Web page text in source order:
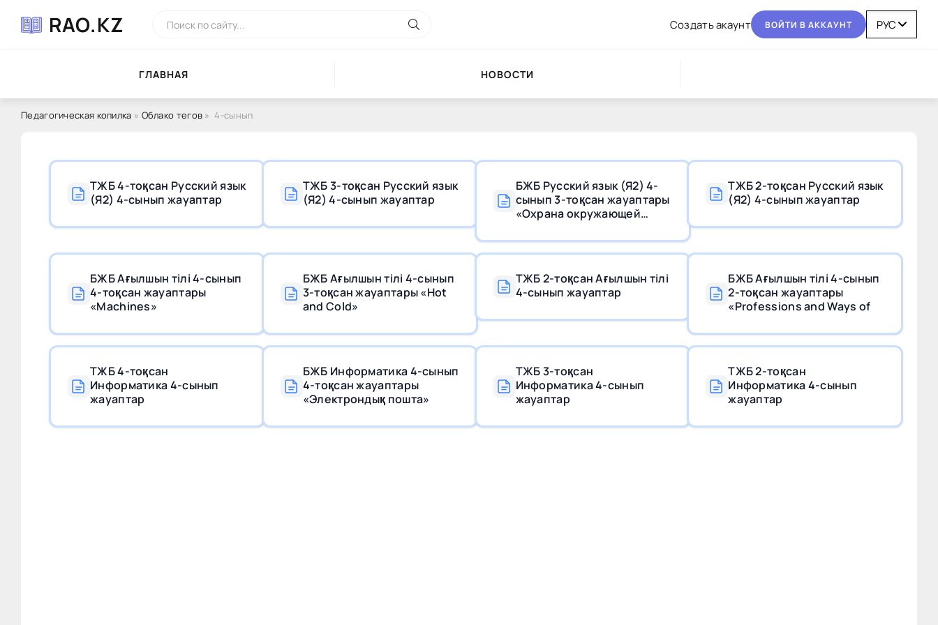
RAO.KZ Coздaть aкaунт BOЙТИ В AККAУНТ
ГЛAВНAЯ НОВОСТИ
Педагогическая копилка » Облако тегов » 4-сынып
ТЖБ 4-тоқсан Русский язык
(Я2) 4-сынып жауаптар
ТЖБ 3-тоқсан Русский язык
(Я2) 4-сынып жауаптар
БЖБ Русский язык (Я2) 4-
сынып 3-тоқсан жауаптары
«Охрана окружающей
ТЖБ 2-тоқсан Русский язык
(Я2) 4-сынып жауаптар
БЖБ Ағылшын тілі 4-сынып
4-тоқсан жауаптары
«Machines»
БЖБ Ағылшын тілі 4-сынып
3-тоқсан жауаптары «Hot
and Cold»
ТЖБ 2-тоқсан Ағылшын тілі
4-сынып жауаптар
БЖБ Ағылшын тілі 4-сынып
2-тоқсан жауаптары
«Professions and Ways of
ТЖБ 4-тоқсан
Информатика 4-сынып
жауаптар
БЖБ Информатика 4-сынып
4-тоқсан жауаптары
«Электрондық пошта»
ТЖБ 3-тоқсан
Информатика 4-сынып
жауаптар
ТЖБ 2-тоқсан
Информатика 4-сынып
жауаптар